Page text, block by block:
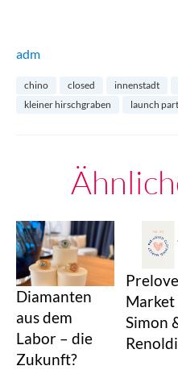
adm
chino closed innenstadt
kleiner hirschgraben
launch
Diamanten
aus dem
Labor – die
Zukunft?
Market
Simon
Renoldi